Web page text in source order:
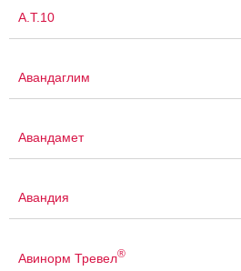
А.Т.10
Авандаглим
Авандамет
Авандия
Авинорм Тревел®